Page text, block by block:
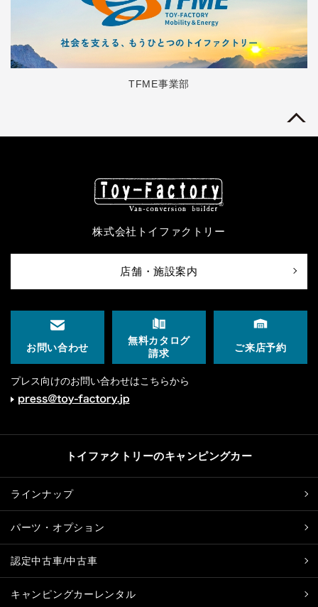
TFME事業部
株式会社トイファクトリー
店舗・施設案内
お問い合わせ
無料カタログ
請求
ご来店予約
プレス向けのお問い合わせはこちらから
トイファクトリーのキャンピングカー
ラインナップ
パーツ・オプション
認定中古車/中古車
キャンピングカーレンタル